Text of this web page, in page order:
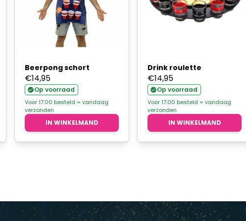
Beerpong schort
€14,95
Op voorraad
Voor 17.00 besteld = vandaag
verzonden
IN WINKELMAND
Drink roulette
€14,95
Op voorraad
Voor 17.00 besteld = vandaag
verzonden
IN WINKELMAND